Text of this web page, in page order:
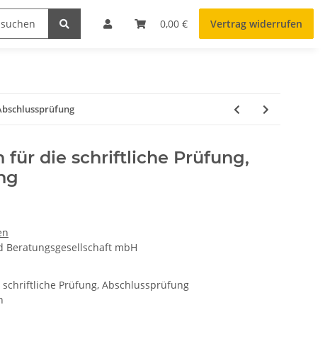
0,00 € Vertrag widerrufen
für die schriftliche Prüfung,
Beratungsgesellschaft mbH
Prüfung, Abschlussprüfung